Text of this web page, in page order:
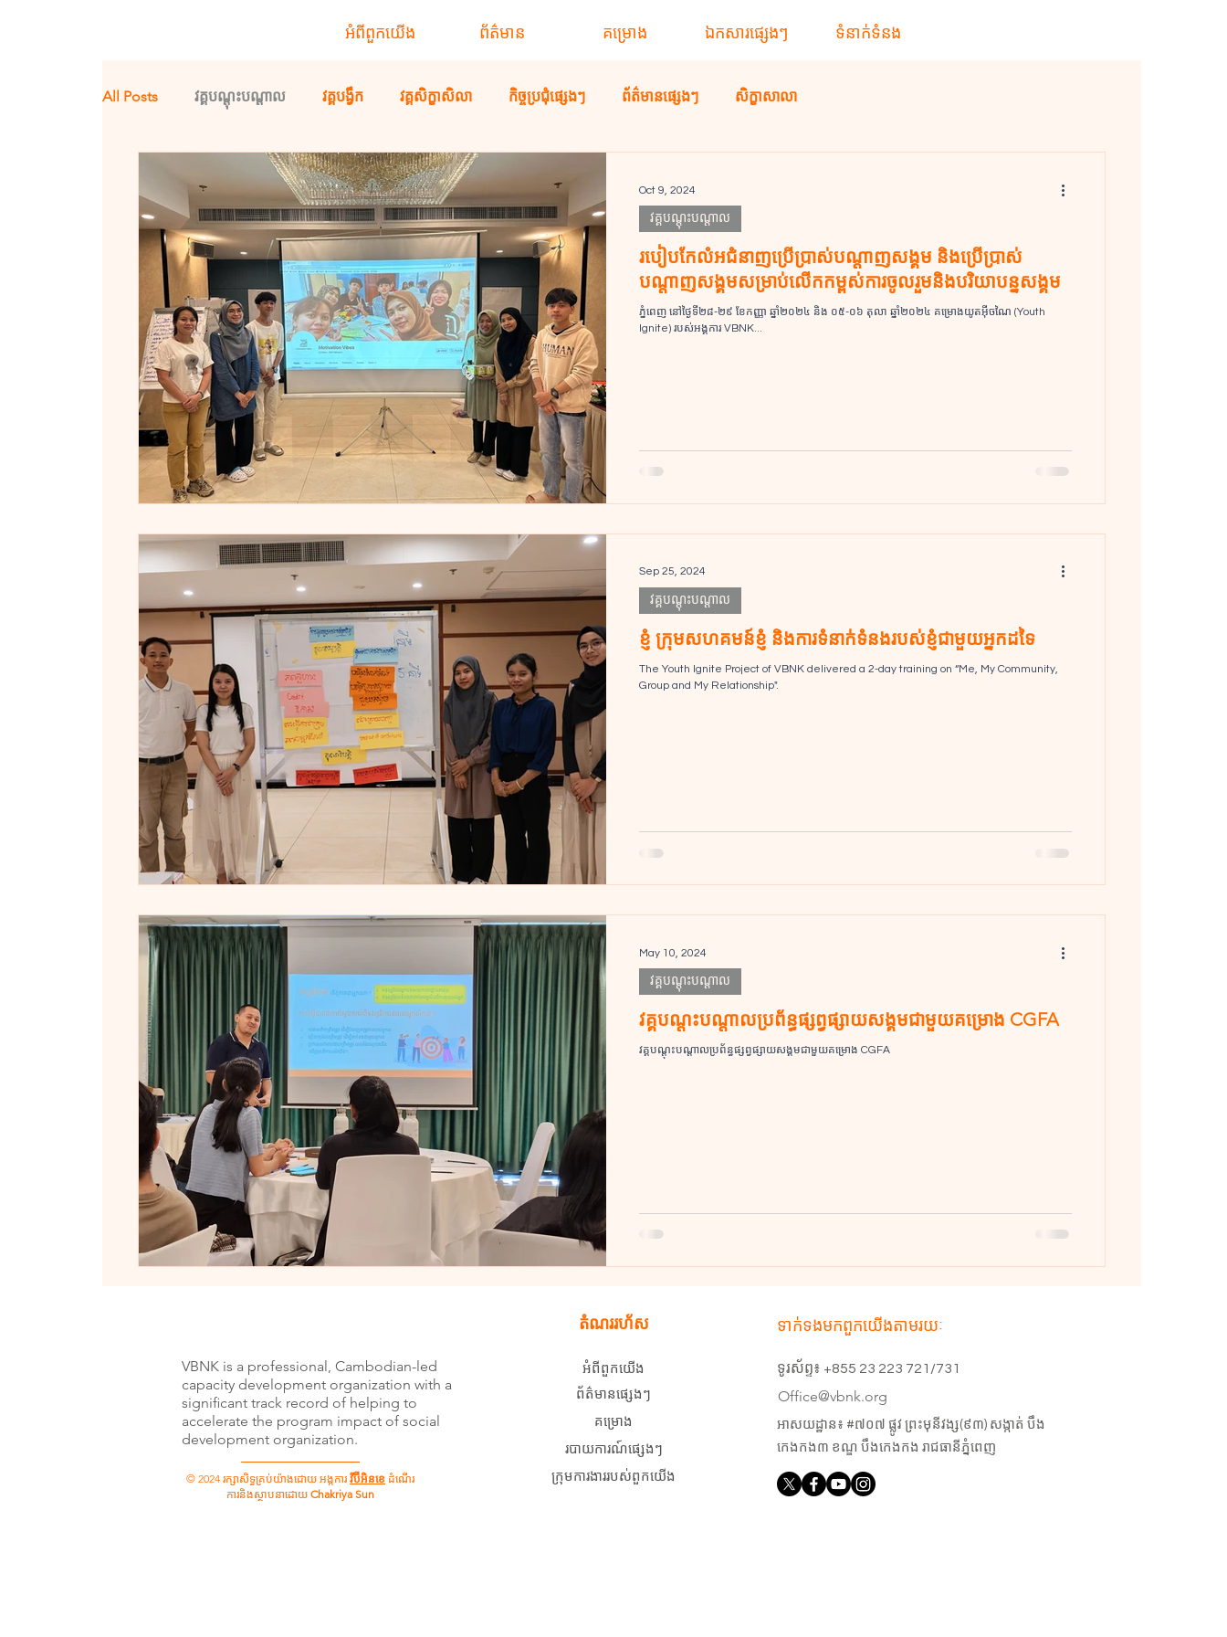
អំពីពួកយើង ព័ត៌មាន គម្រោង ឯកសារផ្សេងៗ ទំនាក់ទំនង
All Posts វគ្គបណ្តុះបណ្ដាល វគ្គបង្វឹក វគ្គសិក្ខាសិលា កិច្ចប្រជុំផ្សេងៗ ព័ត៌មានផ្សេងៗ សិក្ខាសាលា
របៀបកែលំអជំនាញប្រើប្រាស់បណ្តាញសង្គម និងប្រើប្រាស់
បណ្តាញសង្គមសម្រាប់លើក​​កម្ពស់ការចូលរួមនិងបរិយាបន្នសង្គម
ភ្នំពេញ នៅថ្ងៃទី២៨-២៩ ខែកញ្ញា ឆ្នាំ២០២៤ និង ០៥-០៦ តុលា ឆ្នាំ២០២៤ គម្រោងយូតអ៊ីចណៃ (Youth
Ignite) របស់អង្គការ VBNK...
វគ្គបណ្តុះបណ្ដាល
Oct 9, 2024
ខ្ញុំ ក្រុមសហគមន៍ខ្ញុំ និងការទំនាក់ទំនងរបស់ខ្ញុំជាមួយអ្នកដទៃ
The Youth Ignite Project of VBNK delivered a 2-day training on “Me, My Community,
Group and My Relationship".
វគ្គបណ្តុះបណ្ដាល
Sep 25, 2024
វគ្គបណ្ដុះបណ្ដាលប្រព័ន្ធផ្សព្វផ្សាយសង្គមជាមួយគម្រោង CGFA
វគ្គបណ្ដុះបណ្ដាលប្រព័ន្ធផ្សព្វផ្សាយសង្គមជាមួយគម្រោង CGFA
វគ្គបណ្តុះបណ្ដាល
May 10, 2024
VBNK is a professional, Cambodian-led
capacity development organization with a
signiﬁcant track record of helping to
accelerate the program impact of social
development organization.
© 2024 រក្សាសិទ្ធគ្រប់យ៉ាងដោយ អង្កការ វីប៊ីអិនខេ ដំណើរ
ការនិងស្ថាបនាដោយ Chakriya Sun
តំណររហ័ស
អំពីពួកយើង
ព័ត៌មានផ្សេងៗ
គម្រោង
របាយការណ៍ផ្សេងៗ
ក្រុមការងាររបស់ពួកយើង
ទាក់ទង​មក​ពួក​យើងតាមរយៈ
ទូរស័ព្ទ៖ +855 23 223 721/731
Office@vbnk.org
អាសយដ្ឋាន៖ #៧០៧ ផ្លូវ ព្រះមុនីវង្ស(៩៣) សង្កាត់ បឹង
កេងកង៣ ខណ្ឌ បឹងកេងកង រាជធានីភ្នំពេញ